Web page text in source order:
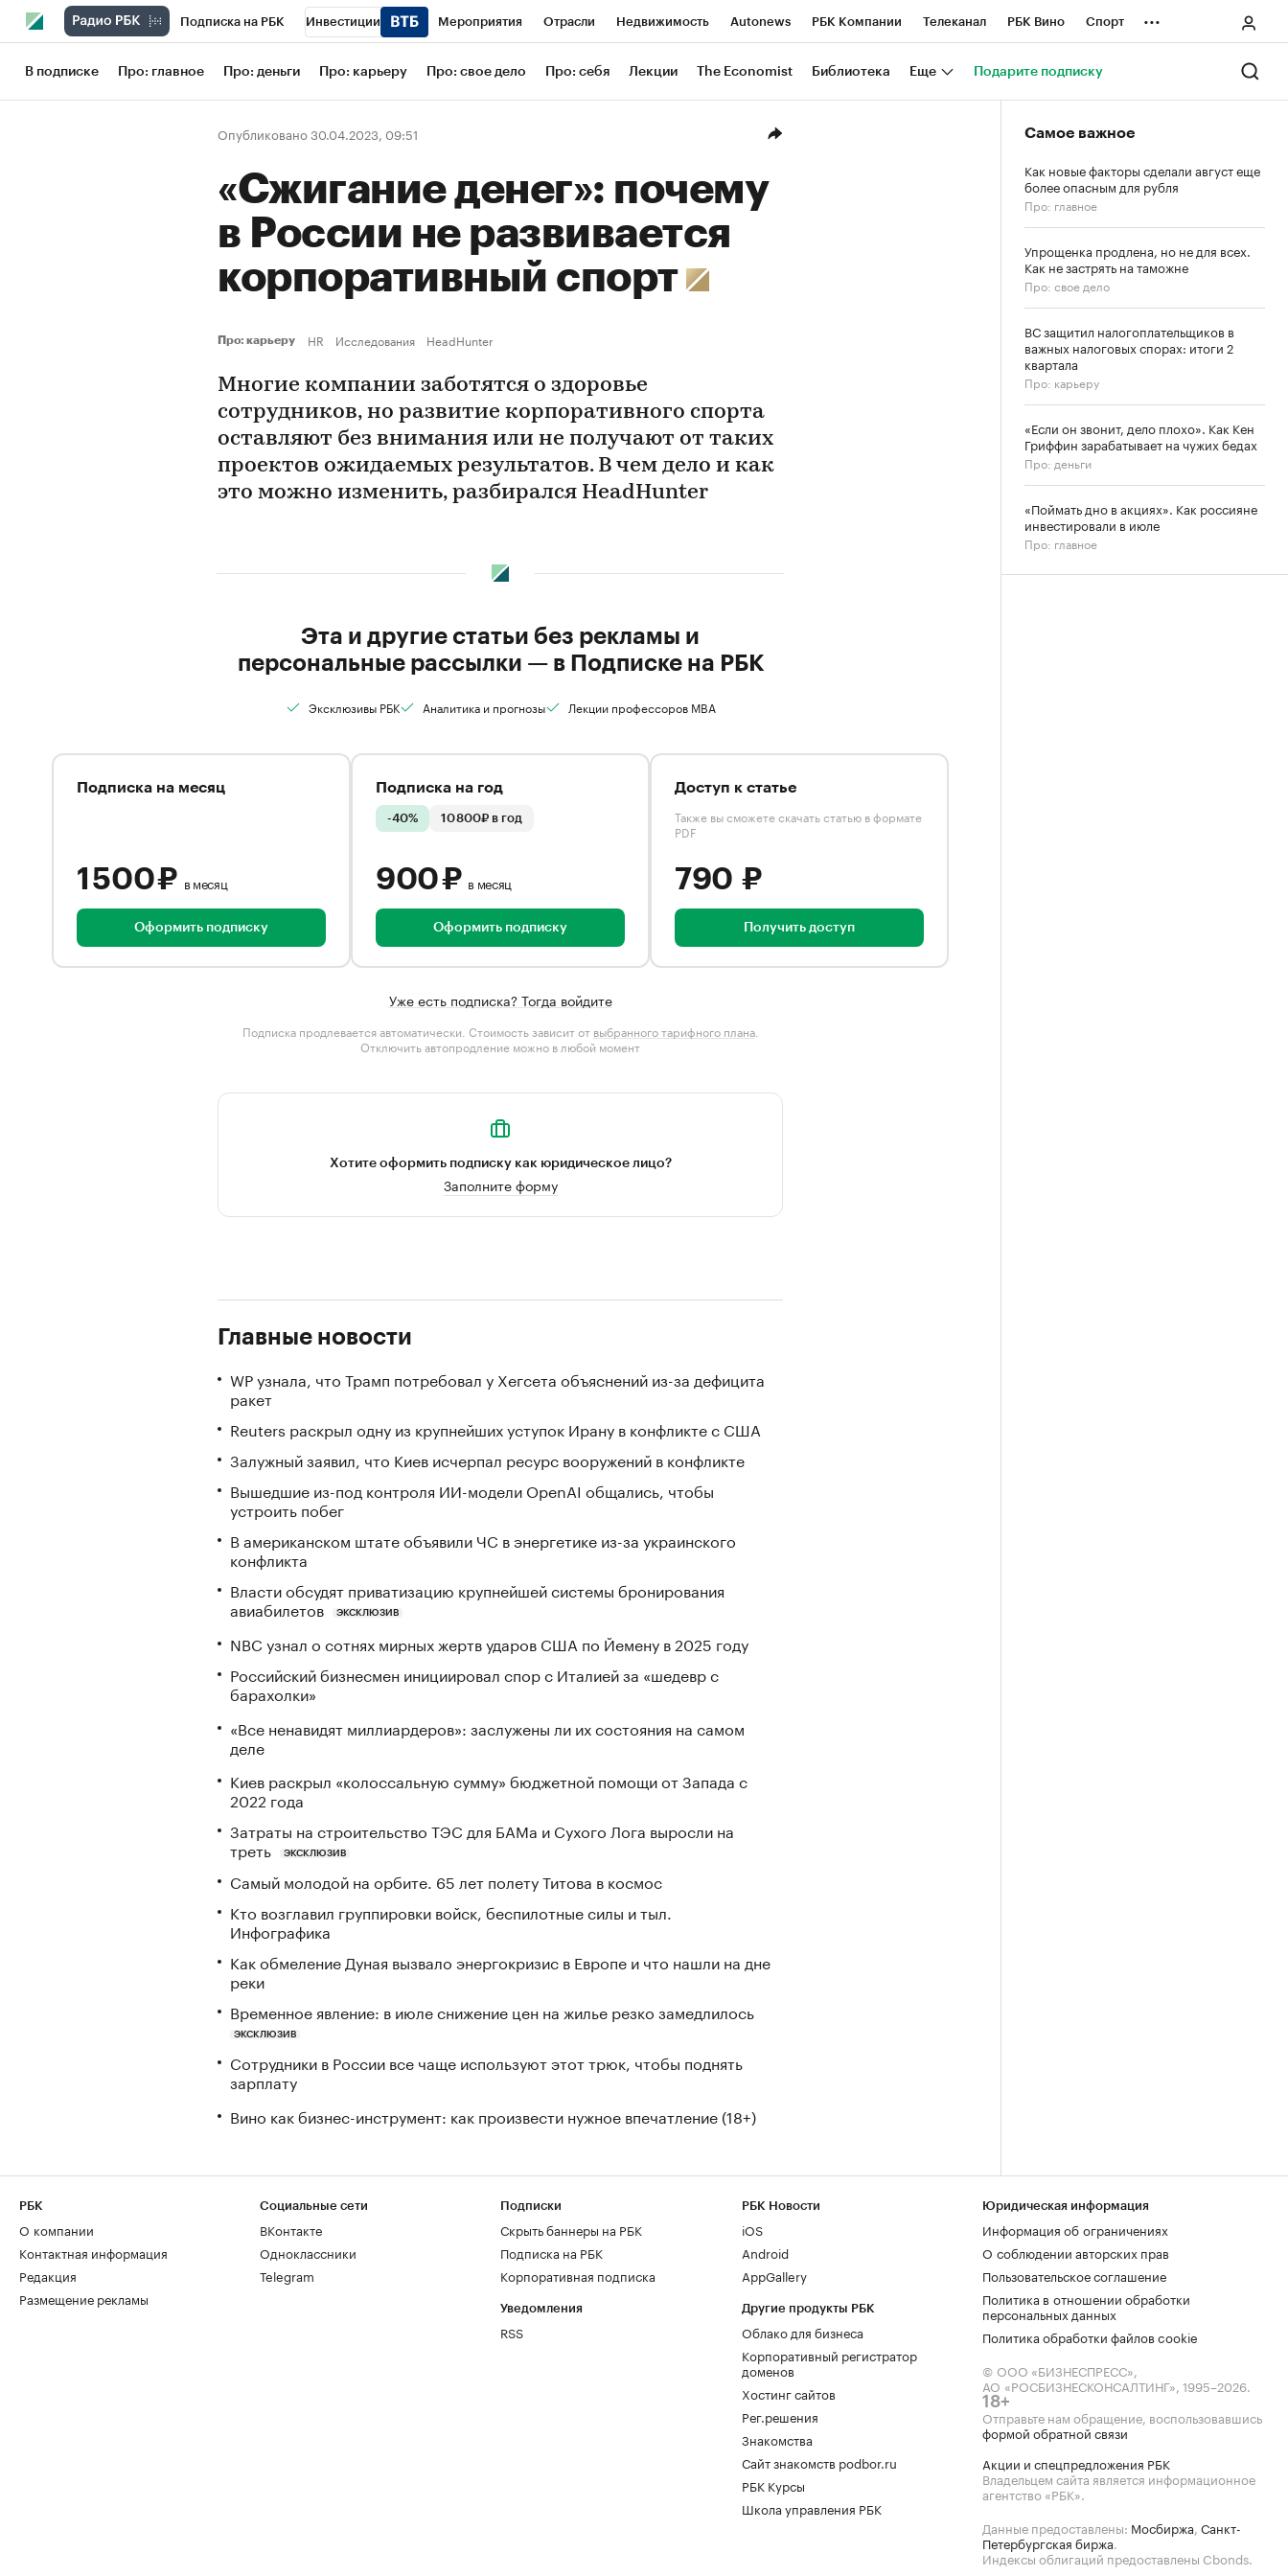
Подписка на РБК Инвестиции Мероприятия Отрасли Недвижимость Autonews РБК Компании Телеканал РБК Вино Спорт
Школа управления РБК РБК Образование РБК Life Тренды Визионеры Национальные проекты Город
Рынок наличной валюты
...
В подписке Про: главное Про: деньги Про: карьеру Про: свое дело Про: себя Лекции The Economist Библиотека Еще Подарите подписку
Опубликовано 30.04.2023, 09:51
«Сжигание денег»: почему
в России не развивается
корпоративный спорт
Про: карьеру HR Исследования HeadHunter
Многие компании заботятся о здоровье
сотрудников, но развитие корпоративного спорта
оставляют без внимания или не получают от таких
проектов ожидаемых результатов. В чем дело и как
это можно изменить, разбирался HeadHunter
Эта и другие статьи без рекламы и
персональные рассылки — в Подписке на РБК
Эксклюзивы РБК Аналитика и прогнозы Лекции профессоров MBA
Подписка на месяц
1 500 ₽ в месяц
Оформить подписку
Подписка на год
-40% 10 800₽ в год
900 ₽ в месяц
Оформить подписку
Доступ к статье
Также вы сможете скачать статью в формате
PDF
790 ₽
Получить доступ
Уже есть подписка? Тогда войдите
Подписка продлевается автоматически. Стоимость зависит от выбранного тарифного плана.
Отключить автопродление можно в любой момент
Хотите оформить подписку как юридическое лицо?
Заполните форму
Главные новости
WP узнала, что Трамп потребовал у Хегсета объяснений из-за дефицита
ракет
Reuters раскрыл одну из крупнейших уступок Ирану в конфликте с США
Залужный заявил, что Киев исчерпал ресурс вооружений в конфликте
Вышедшие из-под контроля ИИ-модели OpenAI общались, чтобы
устроить побег
В американском штате объявили ЧС в энергетике из-за украинского
конфликта
Власти обсудят приватизацию крупнейшей системы бронирования
авиабилетов
ЭКСКЛЮЗИВ
NBC узнал о сотнях мирных жертв ударов США по Йемену в 2025 году
Российский бизнесмен инициировал спор с Италией за «шедевр с
барахолки»
«Все ненавидят миллиардеров»: заслужены ли их состояния на самом
деле
Киев раскрыл «колоссальную сумму» бюджетной помощи от Запада с
2022 года
Затраты на строительство ТЭС для БАМа и Сухого Лога выросли на
треть
ЭКСКЛЮЗИВ
Самый молодой на орбите. 65 лет полету Титова в космос
Кто возглавил группировки войск, беспилотные силы и тыл.
Инфографика
Как обмеление Дуная вызвало энергокризис в Европе и что нашли на дне
реки
Временное явление: в июле снижение цен на жилье резко замедлилось
ЭКСКЛЮЗИВ
Сотрудники в России все чаще используют этот трюк, чтобы поднять
зарплату
Вино как бизнес-инструмент: как произвести нужное впечатление (18+)
Самое важное
Как новые факторы сделали август еще
более опасным для рубля
Про: главное
Упрощенка продлена, но не для всех.
Как не застрять на таможне
Про: свое дело
ВС защитил налогоплательщиков в
важных налоговых спорах: итоги 2
квартала
Про: карьеру
«Если он звонит, дело плохо». Как Кен
Гриффин зарабатывает на чужих бедах
Про: деньги
«Поймать дно в акциях». Как россияне
инвестировали в июле
Про: главное
РБК
О компании
Контактная информация
Редакция
Размещение рекламы
Социальные сети
ВКонтакте
Одноклассники
Telegram
Подписки
Скрыть баннеры на РБК
Подписка на РБК
Корпоративная подписка
Уведомления
RSS
РБК Новости
iOS
Android
AppGallery
Другие продукты РБК
Облако для бизнеса
Корпоративный регистратор
доменов
Хостинг сайтов
Рег.решения
Знакомства
Сайт знакомств podbor.ru
РБК Курсы
Школа управления РБК
Юридическая информация
Информация об ограничениях
О соблюдении авторских прав
Пользовательское соглашение
Политика в отношении обработки
персональных данных
Политика обработки файлов cookie
© ООО «БИЗНЕСПРЕСС»,
АО «РОСБИЗНЕСКОНСАЛТИНГ», 1995–2026.
18+
Отправьте нам обращение, воспользовавшись
формой обратной связи
Акции и спецпредложения РБК
Владельцем сайта является информационное
агентство «РБК».
Данные предоставлены: Мосбиржа, Санкт-
Петербургская биржа.
Индексы облигаций предоставлены Cbonds.